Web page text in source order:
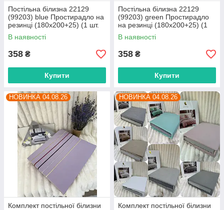
Постільна білизна 22129
(99203) blue Простирадло на
резинці (180x200+25) (1 шт.
р.сітка One size) "Obuvok"
оптом від прямого
В наявності
358 ₴
Купити
Постільна білизна 22129
(99203) green Простирадло
на резинці (180x200+25) (1
шт. р.сітка One size) "Obuvok"
оптом від прямого
В наявності
358 ₴
Купити
НОВИНКА 04.08.26
Комплект постільної білизни
НОВИНКА 04.08.26
Комплект постільної білизни